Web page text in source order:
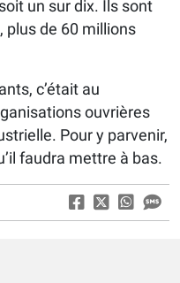
un sur dix. Ils sont
plus de 60 millions
c’était au
ouvrières
Pour y parvenir,
faudra mettre à bas.